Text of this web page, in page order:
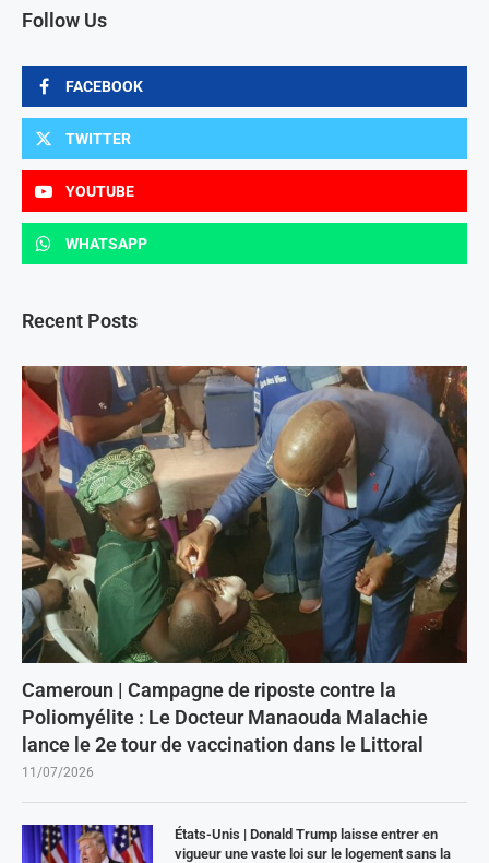
Follow Us
FACEBOOK
TWITTER
YOUTUBE
WHATSAPP
Recent Posts
Cameroun | Campagne de riposte contre la
Poliomyélite : Le Docteur Manaouda Malachie
lance le 2e tour de vaccination dans le Littoral
11/07/2026
États-Unis | Donald Trump laisse entrer en
vigueur une vaste loi sur le logement sans la